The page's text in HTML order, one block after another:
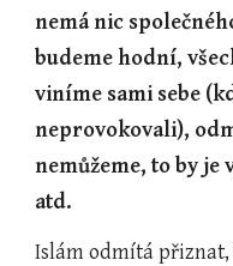
nemá nic
budeme hodní,
viníme sami sebe
neprovokovali),
nemůžeme, to by je
atd.
Islám odmítá přiznat,